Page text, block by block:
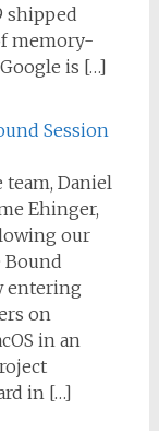
shipped
memory-
is […]
Session
team, Daniel
Ehinger,
our
Bound
entering
on
in an
in […]